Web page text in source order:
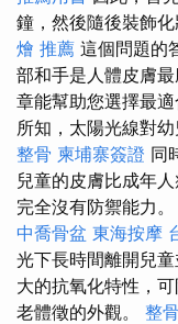
鐘，然後隨後裝飾化
燴 推薦 這個問題的
部和手是人體皮膚
章能幫助您選擇最
所知，太陽光線對
整骨 柬埔寨簽證 同
兒童的皮膚比成年
完全沒有防禦能力。
中喬骨盆 東海按摩
光下長時間離開兒
大的抗氧化特性，
老體徵的外觀。 整骨